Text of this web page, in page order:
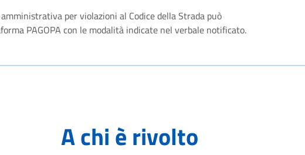
per violazioni al Codice della Strada può
PAGOPA con le modalità indicate nel verbale notificato.
A chi è rivolto